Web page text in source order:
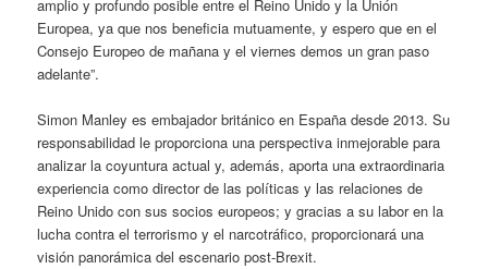
amplio y profundo posible entre el Reino Unido y la Unión
Europea, ya que nos beneficia mutuamente, y espero que en el
Consejo Europeo de mañana y el viernes demos un gran paso
adelante”.
Simon Manley es embajador británico en España desde 2013. Su
responsabilidad le proporciona una perspectiva inmejorable para
analizar la coyuntura actual y, además, aporta una extraordinaria
experiencia como director de las políticas y las relaciones de
Reino Unido con sus socios europeos; y gracias a su labor en la
lucha contra el terrorismo y el narcotráfico, proporcionará una
visión panorámica del escenario post-Brexit.